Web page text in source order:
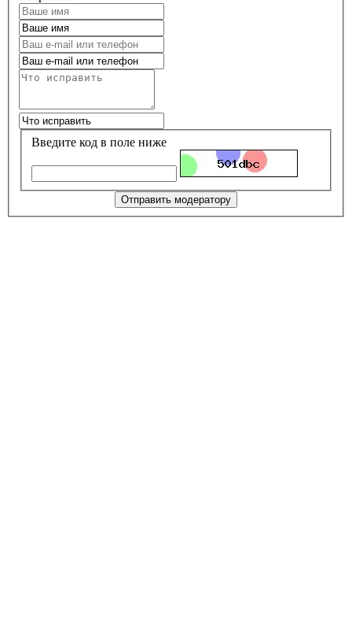
Введите код в поле ниже
Отправить модератору